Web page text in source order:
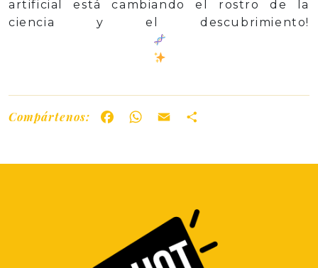
artificial está cambiando el rostro de la
ciencia y el descubrimiento!
Compártenos: FacebookWhatsApp
Email